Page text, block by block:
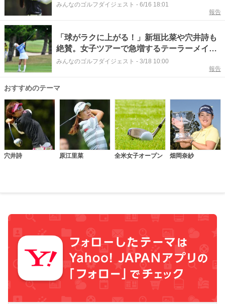
逆転条件【国内女子ツアー・リランキング情
みんなのゴルフダイジェスト - 6/16 18:01
報告
「球がラクに上がる！」新垣比菜や穴井詩も
絶賛。女子ツアーで急増するテーラーメイド
「Qi4D」FW＆UT【What's in The Bag?ツア
みんなのゴルフダイジェスト - 3/18 10:00
報告
おすすめのテーマ
穴井詩 原江里菜 全米女子オープン 畑岡奈紗